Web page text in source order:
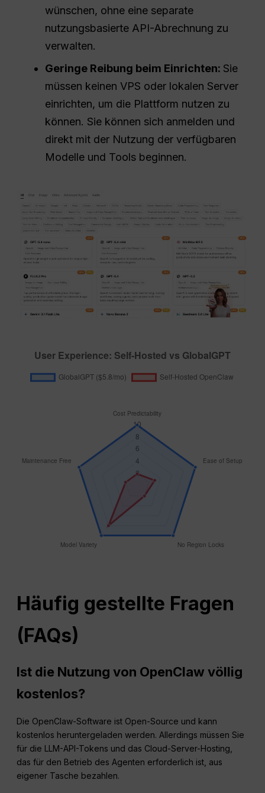
wünschen, ohne eine separate
nutzungsbasierte API-Abrechnung zu
verwalten.
Geringe Reibung beim Einrichten: Sie
müssen keinen VPS oder lokalen Server
einrichten, um die Plattform nutzen zu
können. Sie können sich anmelden und
direkt mit der Nutzung der verfügbaren
Modelle und Tools beginnen.
Häufig gestellte Fragen
(FAQs)
Ist die Nutzung von OpenClaw völlig
kostenlos?
Die OpenClaw-Software ist Open-Source und kann
kostenlos heruntergeladen werden. Allerdings müssen Sie
für die LLM-API-Tokens und das Cloud-Server-Hosting,
das für den Betrieb des Agenten erforderlich ist, aus
eigener Tasche bezahlen.